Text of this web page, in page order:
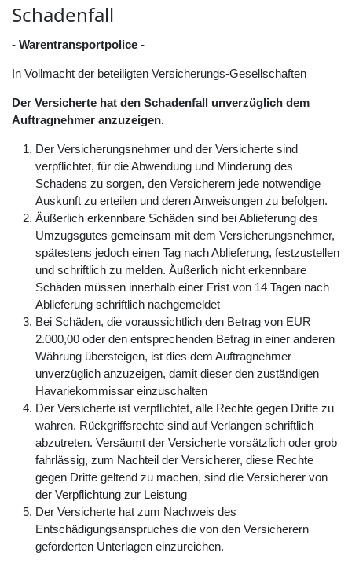
Schadenfall
- Warentransportpolice -
In Vollmacht der beteiligten Versicherungs-Gesellschaften
Der Versicherte hat den Schadenfall unverzüglich dem
Auftragnehmer anzuzeigen.
Der Versicherungsnehmer und der Versicherte sind
verpflichtet, für die Abwendung und Minderung des
Schadens zu sorgen, den Versicherern jede notwendige
Auskunft zu erteilen und deren Anweisungen zu befolgen.
Äußerlich erkennbare Schäden sind bei Ablieferung des
Umzugsgutes gemeinsam mit dem Versicherungsnehmer,
spätestens jedoch einen Tag nach Ablieferung, festzustellen
und schriftlich zu melden. Äußerlich nicht erkennbare
Schäden müssen innerhalb einer Frist von 14 Tagen nach
Ablieferung schriftlich nachgemeldet
Bei Schäden, die voraussichtlich den Betrag von EUR
2.000,00 oder den entsprechenden Betrag in einer anderen
Währung übersteigen, ist dies dem Auftragnehmer
unverzüglich anzuzeigen, damit dieser den zuständigen
Havariekommissar einzuschalten
Der Versicherte ist verpflichtet, alle Rechte gegen Dritte zu
wahren. Rückgriffsrechte sind auf Verlangen schriftlich
abzutreten. Versäumt der Versicherte vorsätzlich oder grob
fahrlässig, zum Nachteil der Versicherer, diese Rechte
gegen Dritte geltend zu machen, sind die Versicherer von
der Verpflichtung zur Leistung
Der Versicherte hat zum Nachweis des
Entschädigungsanspruches die von den Versicherern
geforderten Unterlagen einzureichen.